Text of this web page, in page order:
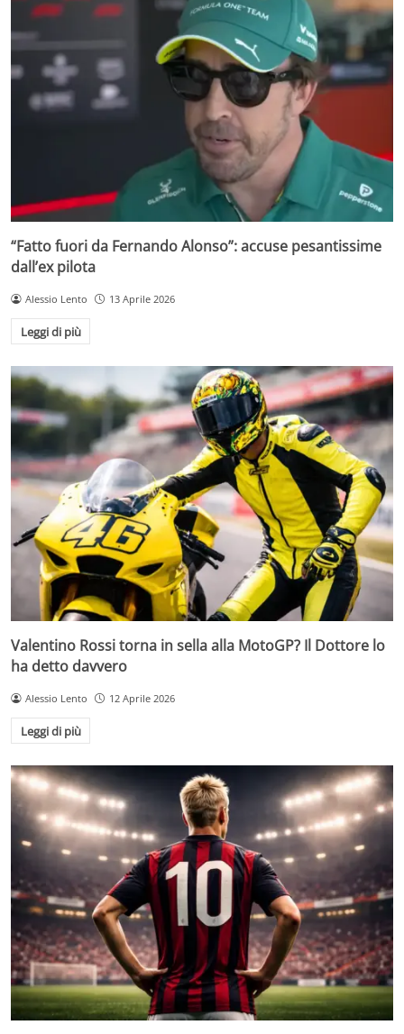
“Fatto fuori da Fernando Alonso”: accuse pesantissime
dall’ex pilota
Alessio Lento 13 Aprile 2026
Leggi di più
Valentino Rossi torna in sella alla MotoGP? Il Dottore lo
ha detto davvero
Alessio Lento 12 Aprile 2026
Leggi di più